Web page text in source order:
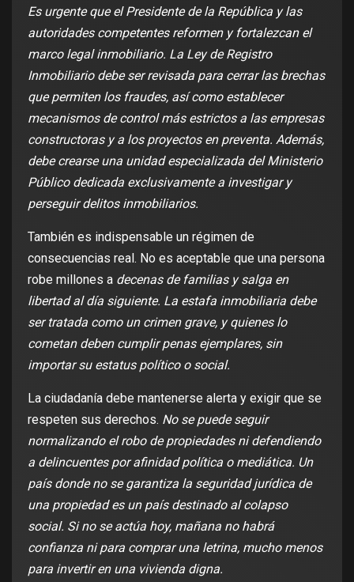
Es urgente que el Presidente de la República y las
autoridades competentes reformen y fortalezcan el
marco legal inmobiliario. La Ley de Registro
Inmobiliario debe ser revisada para cerrar las brechas
que permiten los fraudes, así como establecer
mecanismos de control más estrictos a las empresas
constructoras y a los proyectos en preventa. Además,
debe crearse una unidad especializada del Ministerio
Público dedicada exclusivamente a investigar y
perseguir delitos inmobiliarios.
También es indispensable un régimen de
consecuencias real. No es aceptable que una persona
robe millones a decenas de familias y salga en
libertad al día siguiente. La estafa inmobiliaria debe
ser tratada como un crimen grave, y quienes lo
cometan deben cumplir penas ejemplares, sin
importar su estatus político o social.
La ciudadanía debe mantenerse alerta y exigir que se
respeten sus derechos. No se puede seguir
normalizando el robo de propiedades ni defendiendo
a delincuentes por afinidad política o mediática. Un
país donde no se garantiza la seguridad jurídica de
una propiedad es un país destinado al colapso
social. Si no se actúa hoy, mañana no habrá
confianza ni para comprar una letrina, mucho menos
para invertir en una vivienda digna.